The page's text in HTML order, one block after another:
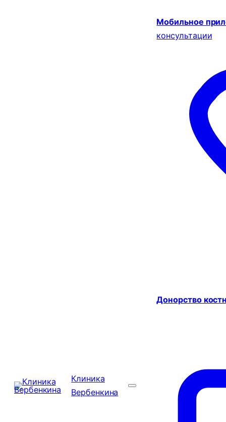
Клиника
Вербенкина
Мобильное
консультации
Донорство